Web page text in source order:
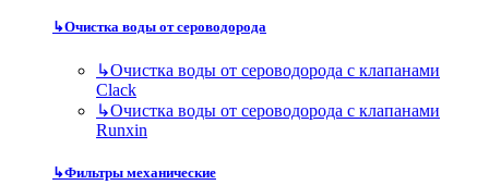
↳Очистка воды от сероводорода
↳Очистка воды от сероводорода с клапанами
Clack
↳Очистка воды от сероводорода с клапанами
Runxin
↳Фильтры механические